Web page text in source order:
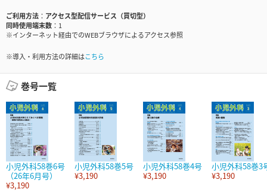
ご利用方法
アクセス型配信サービス（買切型）
同時使用端末数
1
※インターネット経由でのWEBブラウザによるアクセス参照
※導入・利用方法の詳細はこちら
巻号一覧
小児外科58巻6号
（26年6月号）
¥3,190
小児外科58巻5号
¥3,190
小児外科58巻4号
¥3,190
小児外科58巻3
¥3,190